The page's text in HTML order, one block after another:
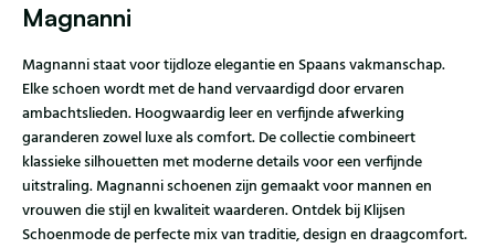
Magnanni
Magnanni staat voor tijdloze elegantie en Spaans vakmanschap.
Elke schoen wordt met de hand vervaardigd door ervaren
ambachtslieden. Hoogwaardig leer en verfijnde afwerking
garanderen zowel luxe als comfort. De collectie combineert
klassieke silhouetten met moderne details voor een verfijnde
uitstraling. Magnanni schoenen zijn gemaakt voor mannen en
vrouwen die stijl en kwaliteit waarderen. Ontdek bij Klijsen
Schoenmode de perfecte mix van traditie, design en draagcomfort.